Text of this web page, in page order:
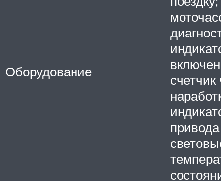
Оборудование
счетчик